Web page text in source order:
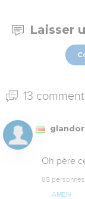
Laisser
13
glandor
Oh père
85
AMEN